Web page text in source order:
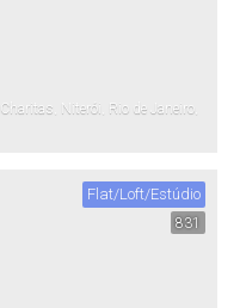
Charitas Niterói Rio de Janeiro
831
Flat/Loft/Estúdio